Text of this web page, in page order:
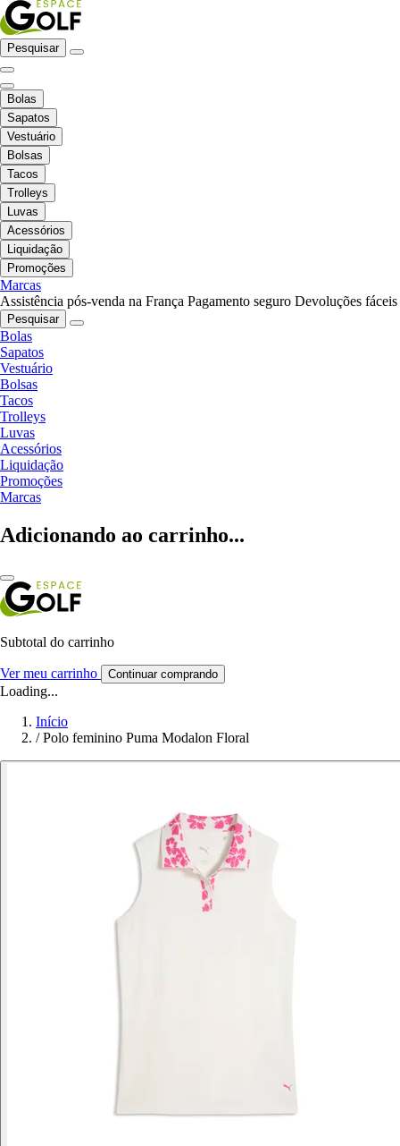
Pesquisar
Bolas
Sapatos
Vestuário
Bolsas
Tacos
Trolleys
Luvas
Acessórios
Liquidação
Promoções
Marcas
Assistência pós-venda na França Pagamento seguro Devoluções fáceis
Pesquisar
Bolas
Sapatos
Vestuário
Bolsas
Tacos
Trolleys
Luvas
Acessórios
Liquidação
Promoções
Marcas
Adicionando ao carrinho...
Subtotal do carrinho
Ver meu carrinho Continuar comprando
Loading...
Início
/ Polo feminino Puma Modalon Floral